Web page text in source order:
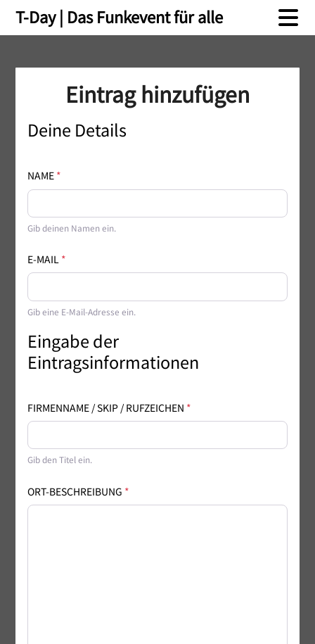
Skip
SkipT-Day | Das Funkevent für alle
Eintrag hinzufügen
Deine Details
NAME *
Gib deinen Namen ein.
E-MAIL *
Gib eine E-Mail-Adresse ein.
Eingabe der
Eintragsinformationen
FIRMENNAME / SKIP / RUFZEICHEN *
Gib den Titel ein.
ORT-BESCHREIBUNG *